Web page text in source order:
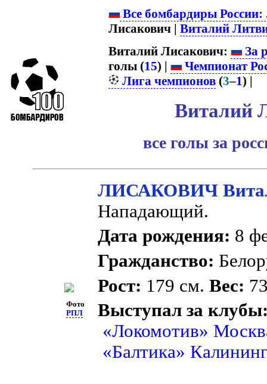
Все бомбардиры России:
Лисакович | Виталий
Виталий Лисакович:
За
голы (15) |
Чемпионат
Лига чемпионов (3–1) |
Виталий
все голы за
Фото
РПЛ
ЛИСАКОВИЧ
Нападающий.
Дата рождения: 8
Гражданство:
Рост: 179 см.Вес:
Выступал за
«Локомотив»
«Балтика»